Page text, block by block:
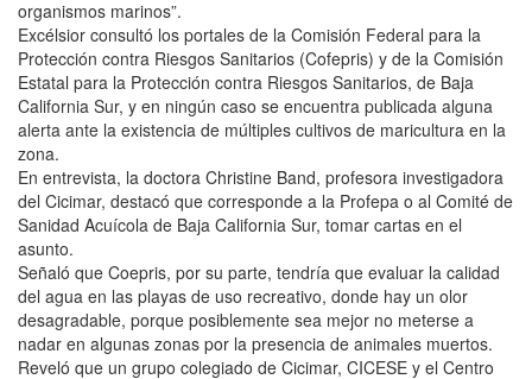
organismos marinos”.
Excélsior consultó los portales de la Comisión Federal para la
Protección contra Riesgos Sanitarios (Cofepris) y de la Comisión
Estatal para la Protección contra Riesgos Sanitarios, de Baja
California Sur, y en ningún caso se encuentra publicada alguna
alerta ante la existencia de múltiples cultivos de maricultura en la
zona.
En entrevista, la doctora Christine Band, profesora investigadora
del Cicimar, destacó que corresponde a la Profepa o al Comité de
Sanidad Acuícola de Baja California Sur, tomar cartas en el
asunto.
Señaló que Coepris, por su parte, tendría que evaluar la calidad
del agua en las playas de uso recreativo, donde hay un olor
desagradable, porque posiblemente sea mejor no meterse a
nadar en algunas zonas por la presencia de animales muertos.
Reveló que un grupo colegiado de Cicimar, CICESE y el Centro